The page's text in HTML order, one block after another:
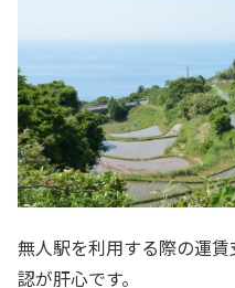
無人駅を利用する際の運
認が肝心です。